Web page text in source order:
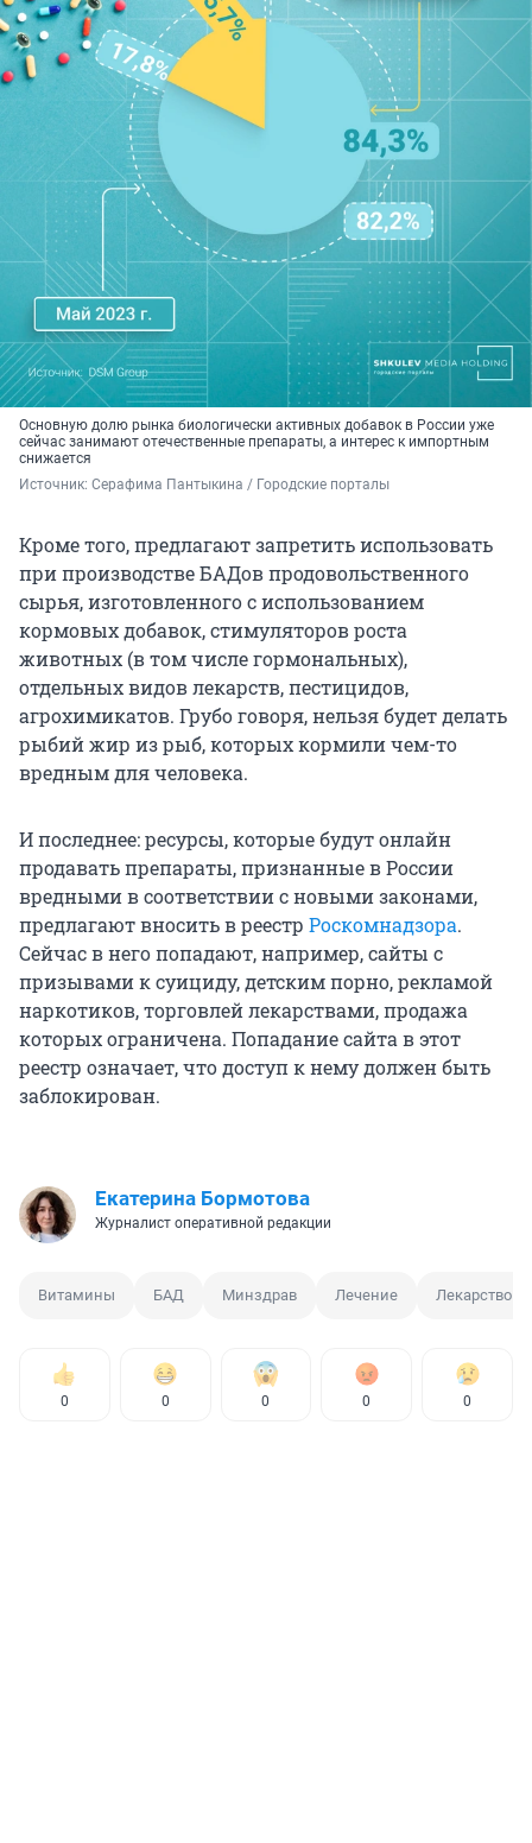
Основную долю рынка биологически активных добавок в России уже
сейчас занимают отечественные препараты, а интерес к импортным
снижается
Источник: Серафима Пантыкина / Городские порталы
Кроме того, предлагают запретить использовать
при производстве БАДов продовольственного
сырья, изготовленного с использованием
кормовых добавок, стимуляторов роста
животных (в том числе гормональных),
отдельных видов лекарств, пестицидов,
агрохимикатов. Грубо говоря, нельзя будет делать
рыбий жир из рыб, которых кормили чем-то
вредным для человека.
И последнее: ресурсы, которые будут онлайн
продавать препараты, признанные в России
вредными в соответствии с новыми законами,
предлагают вносить в реестр Роскомнадзора.
Сейчас в него попадают, например, сайты с
призывами к суициду, детским порно, рекламой
наркотиков, торговлей лекарствами, продажа
которых ограничена. Попадание сайта в этот
реестр означает, что доступ к нему должен быть
заблокирован.
Екатерина Бормотова
Журналист оперативной редакции
Витамины БАД Минздрав Лечение Лекарство
0 0 0 0 0